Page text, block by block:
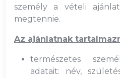
személy a vételi
megtennie.
Az ajánlatnak
természetes
adatait: név,